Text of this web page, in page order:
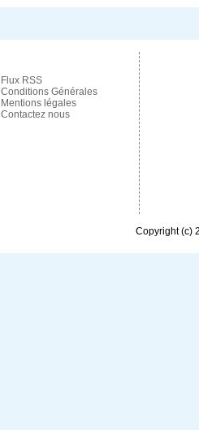
Flux RSS
Conditions Générales
Mentions légales
Contactez nous
Copyright (c)